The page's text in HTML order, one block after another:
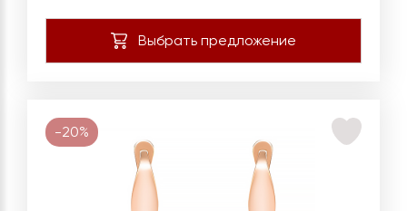
-20%